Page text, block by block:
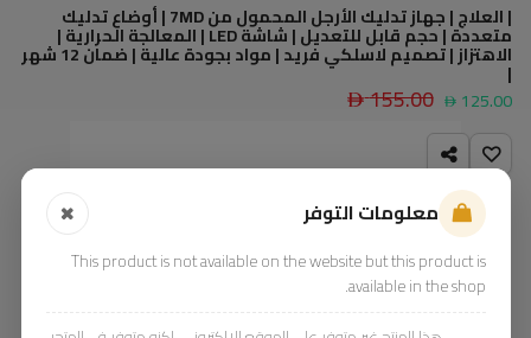
| العلاج | جهاز تدليك الأرجل المحمول من 7MD | أوضاع تدليك
متعددة | حجم قابل للتعديل | شاشة LED | المعالجة الحرارية |
الاهتزاز | تصميم لاسلكي فريد | مواد بجودة عالية | ضمان 12 شهر
|
125.00
155.00
معلومات التوفر
This product is not available on the website but this product is
available in the shop.